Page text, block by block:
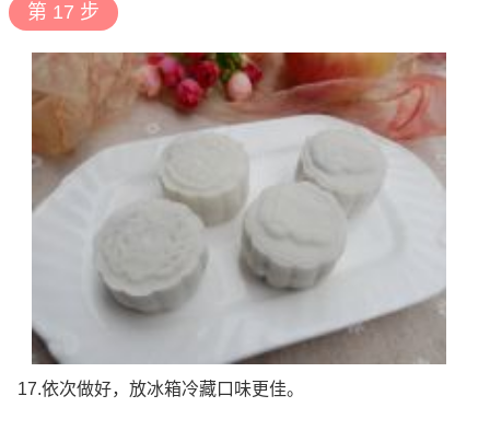
第 17 步
17.依次做好，放冰箱冷藏口味更佳。